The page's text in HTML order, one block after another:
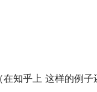
知乎上 这样的例子